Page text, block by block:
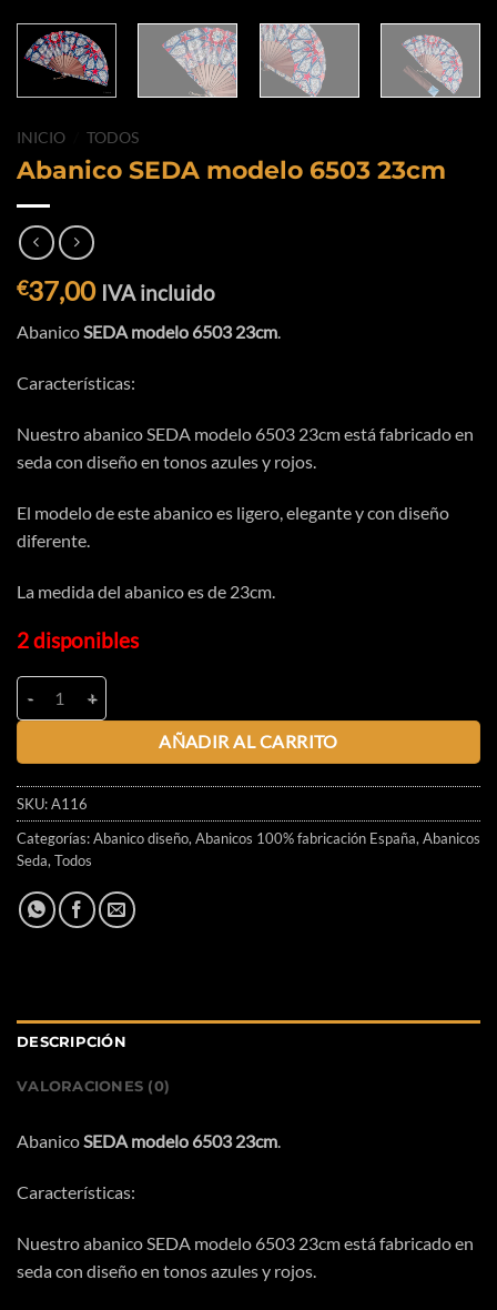
INICIO TODOS
Abanico SEDA modelo 6503 23cm
€37,00 IVA incluido
AbanicoSEDA modelo 6503 23cm.
Características:
Nuestro abanico SEDA modelo 6503 23cm está fabricado en
seda con diseño en tonos azules y rojos.
El modelo de este abanico es ligero, elegante y con diseño
diferente.
La medida del abanico es de 23cm.
2 disponibles
AÑADIR AL CARRITO
SKU:A116
Categorías:Abanico diseño,Abanicos 100% fabricación España,Abanicos
Seda,Todos
DESCRIPCIÓN
VALORACIONES (0)
AbanicoSEDA modelo 6503 23cm.
Características:
Nuestro abanico SEDA modelo 6503 23cm está fabricado en
seda con diseño en tonos azules y rojos.